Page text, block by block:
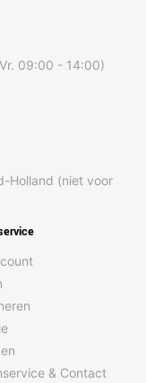
09:00 - 14:00)
Holland (niet voor
& Contact